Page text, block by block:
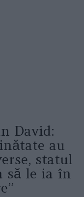
David:
au
statul
să le ia în